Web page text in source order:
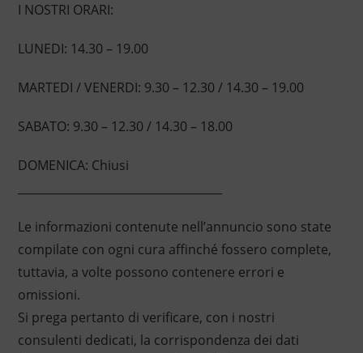
I NOSTRI ORARI:
LUNEDI: 14.30 – 19.00
MARTEDI / VENERDI: 9.30 – 12.30 / 14.30 – 19.00
SABATO: 9.30 – 12.30 / 14.30 – 18.00
DOMENICA: Chiusi
Le informazioni contenute nell’annuncio sono state
compilate con ogni cura affinché fossero complete,
tuttavia, a volte possono contenere errori e
omissioni.
Si prega pertanto di verificare, con i nostri
consulenti dedicati, la corrispondenza dei dati